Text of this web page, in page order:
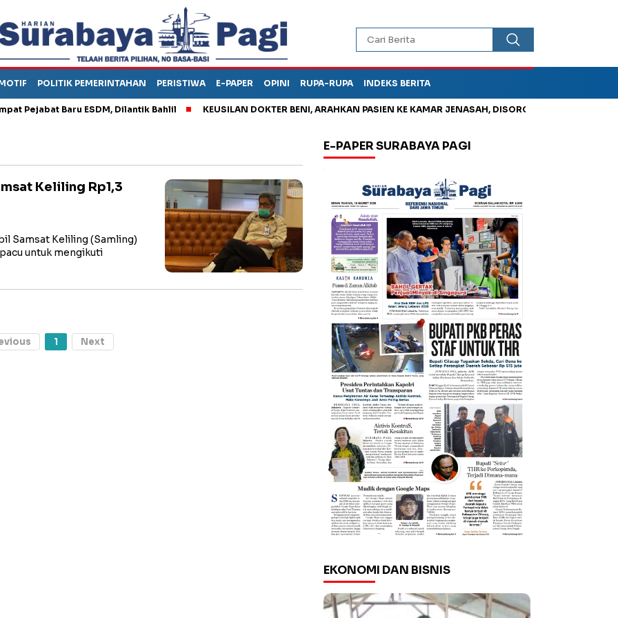
POLITIK PEMERINTAHAN PERISTIWA E-PAPER OPINI RUPA-RUPA INDEKS BERITA
Baru ESDM, Dilantik Bahlil KEUSILAN DOKTER BENI, ARAHKAN PASIEN KE KAMAR JENASAH, DISOROT
Keliling Rp1,3
Samsat Keliling (Samling)
untuk mengikuti
1 Next
E-PAPER SURABAYA PAGI
EKONOMI DAN BISNIS